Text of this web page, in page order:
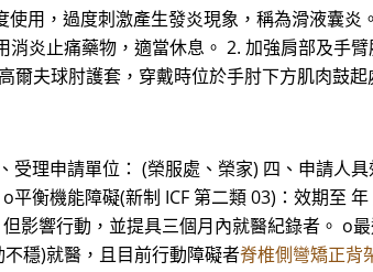
用，過度刺激產生發炎現象，稱為滑液囊
炎止痛藥物，適當休息。 2. 加強肩部及手
爾夫球肘護套，穿戴時位於手肘下方肌肉鼓起
受理申請單位： (榮服處、榮家) 四、申請人
平衡機能障礙(新制 ICF 第二類 03)：效期至
影響行動，並提具三個月內就醫紀錄者。 o
穩)就醫，且目前行動障礙者脊椎側彎矯正背